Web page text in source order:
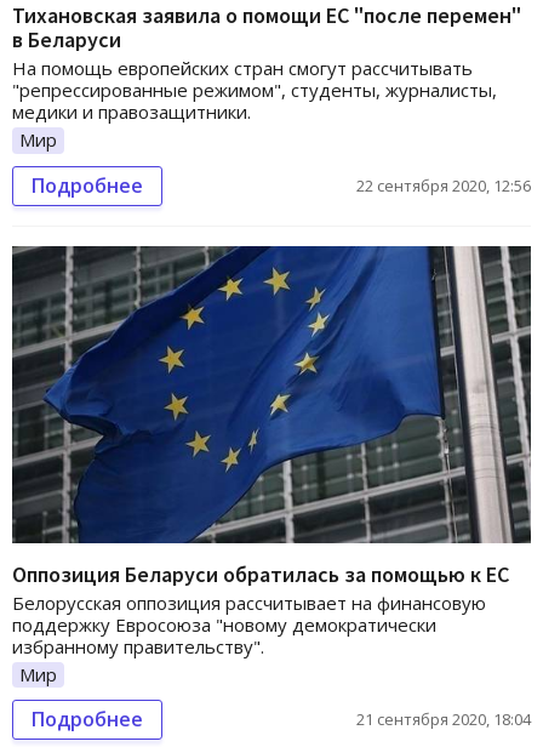
Тихановская заявила о помощи ЕС "после перемен"
в Беларуси
На помощь европейских стран смогут рассчитывать
"репрессированные режимом", студенты, журналисты,
медики и правозащитники.
Мир
Подробнее 22 сентября 2020, 12:56
Оппозиция Беларуси обратилась за помощью к ЕС
Белорусская оппозиция рассчитывает на финансовую
поддержку Евросоюза "новому демократически
избранному правительству".
Мир
Подробнее 21 сентября 2020, 18:04